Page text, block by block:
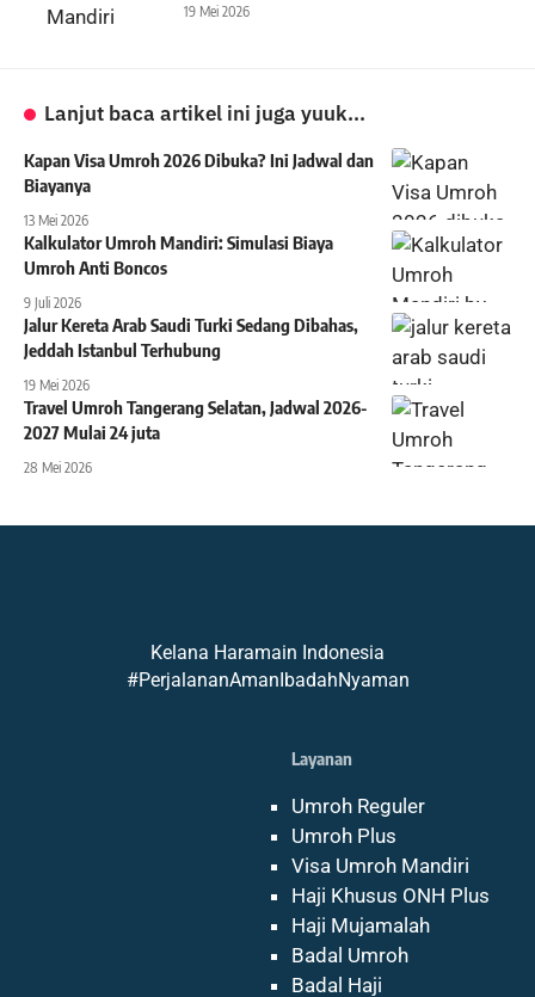
19 Mei 2026
Lanjut baca artikel ini juga yuuk...
Kapan Visa Umroh 2026 Dibuka? Ini Jadwal dan
Biayanya
13 Mei 2026
Kalkulator Umroh Mandiri: Simulasi Biaya
Umroh Anti Boncos
9 Juli 2026
Jalur Kereta Arab Saudi Turki Sedang Dibahas,
Jeddah Istanbul Terhubung
19 Mei 2026
Travel Umroh Tangerang Selatan, Jadwal 2026-
2027 Mulai 24 juta
28 Mei 2026
Kelana Haramain Indonesia
#PerjalananAmanIbadahNyaman
Layanan
Umroh Reguler
Umroh Plus
Visa Umroh Mandiri
Haji Khusus ONH Plus
Haji Mujamalah
Badal Umroh
Badal Haji